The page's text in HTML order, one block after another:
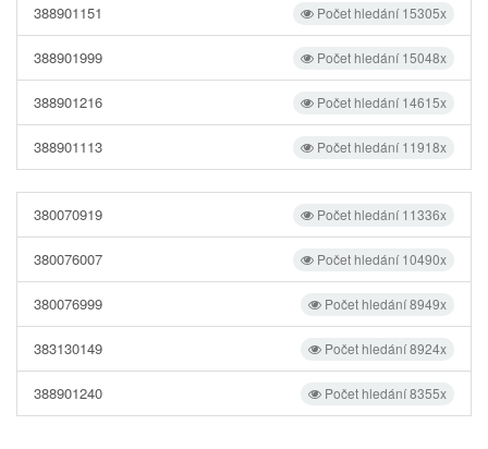
Počet hledání 15305x
388901151
Počet hledání 15048x
388901999
Počet hledání 14615x
388901216
Počet hledání 11918x
388901113
Počet hledání 11336x
380070919
Počet hledání 10490x
380076007
Počet hledání 8949x
380076999
Počet hledání 8924x
383130149
Počet hledání 8355x
388901240